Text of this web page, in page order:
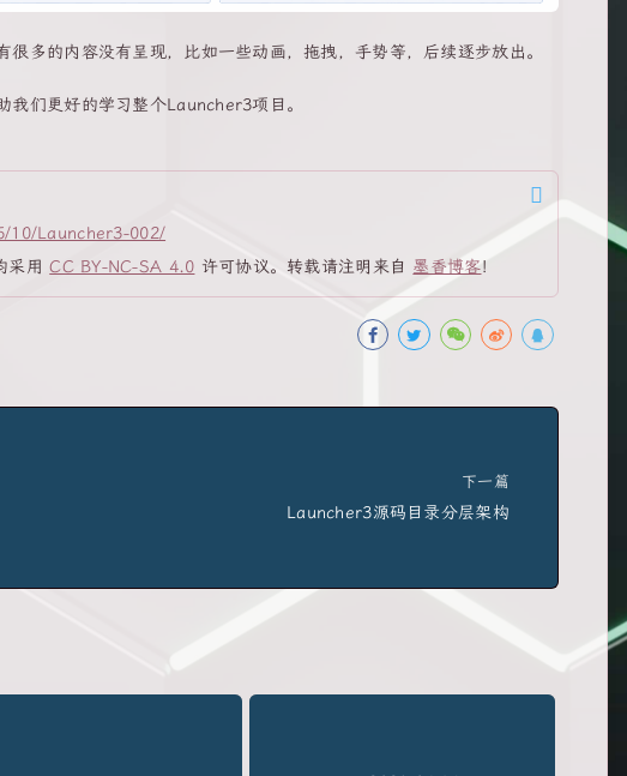
多的内容没有呈现，比如一些动画，拖拽，手势等，后续逐步放出。
们更好的学习整个Launcher3项目。
10/Launcher3-002/
采用CC BY-NC-SA 4.0 许可协议。转载请注明来自 墨香博客！
下一篇
Launcher3源码目录分层架构